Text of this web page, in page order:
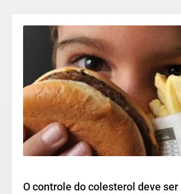
O controle do colesterol deve